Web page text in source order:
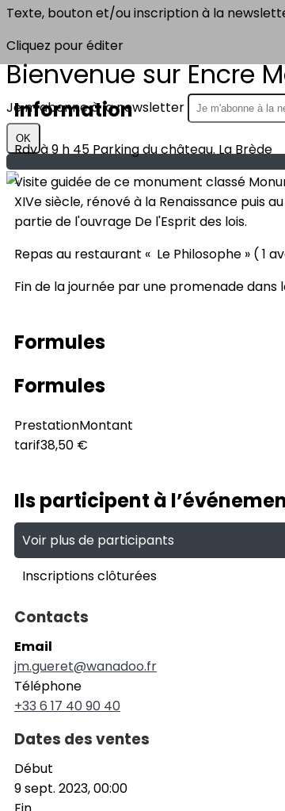
Texte, bouton et/ou inscription à la
Cliquez pour éditer
Bienvenue sur Encre
Je m'abonne à la newsletter
OK
Information
Rdv à 9 h 45 Parking du château. La Brède
Visite guidée de ce monument classé
XIVe siècle, rénové à la Renaissance puis
partie de l'ouvrage De l'Esprit des lois.
Repas au restaurant « Le Philosophe » ( 1
Fin de la journée par une promenade
Formules
Formules
PrestationMontant
tarif38,50 €
Ils participent à
Voir plus de participants
Inscriptions clôturées
Contacts
Email
jm.gueret@wanadoo.fr
Téléphone
+33 6 17 40 90 40
Dates des ventes
Début
9 sept. 2023, 00:00